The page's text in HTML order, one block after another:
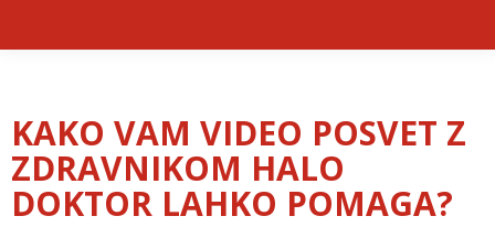
KAKO VAM VIDEO POSVET Z
ZDRAVNIKOM HALO
DOKTOR LAHKO POMAGA?